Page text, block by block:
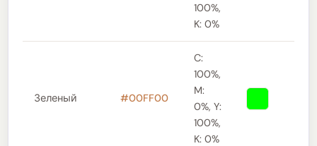
100%,
K: 0%
Зеленый #00FF00
C:
100%,
M:
0%, Y:
100%,
K: 0%